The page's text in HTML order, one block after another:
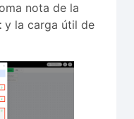
nota de la
y la carga útil de